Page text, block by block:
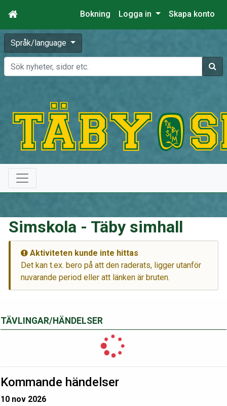
Bokning Logga in Skapa konto
Språk/language
Sök
TÄVLINGAR/HÄNDELSER
Kommande händelser
10 nov 2026
Simskola - Täby simhall
Aktiviteten kunde inte hittas
Det kan t.ex. bero på att den raderats, ligger utanför
nuvarande period eller att länken är bruten.